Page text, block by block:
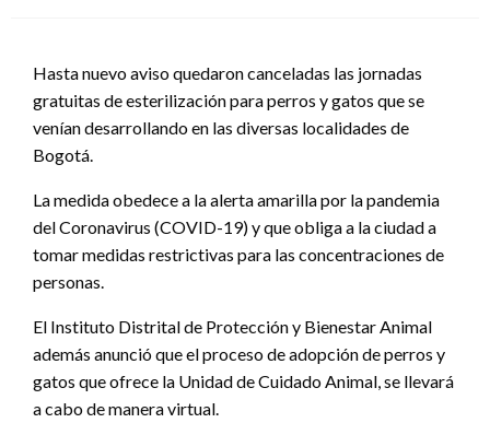
Hasta nuevo aviso quedaron canceladas las jornadas
gratuitas de esterilización para perros y gatos que se
venían desarrollando en las diversas localidades de
Bogotá.
La medida obedece a la alerta amarilla por la pandemia
del Coronavirus (COVID-19) y que obliga a la ciudad a
tomar medidas restrictivas para las concentraciones de
personas.
El Instituto Distrital de Protección y Bienestar Animal
además anunció que el proceso de adopción de perros y
gatos que ofrece la Unidad de Cuidado Animal, se llevará
a cabo de manera virtual.